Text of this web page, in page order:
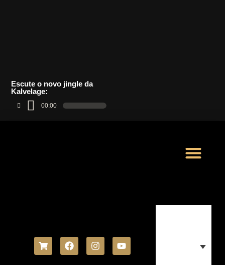
Escute o novo jingle da
Kalvelage:
00:00